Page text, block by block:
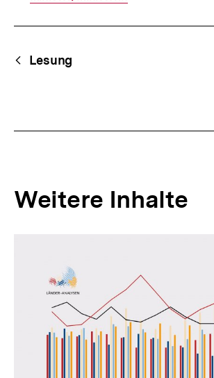
Begriffsnavigation
Content-
Navigation
Lesung
Weitere Inhalte
Inhalte